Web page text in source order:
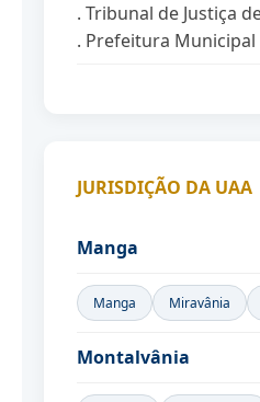
. Tribunal de Justiça
. Prefeitura Municipal
JURISDIÇÃO DA UAA
Manga
Manga Miravânia
Montalvânia